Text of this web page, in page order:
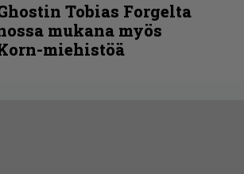
Tobias Forgelta
mukana myös
miehistöä